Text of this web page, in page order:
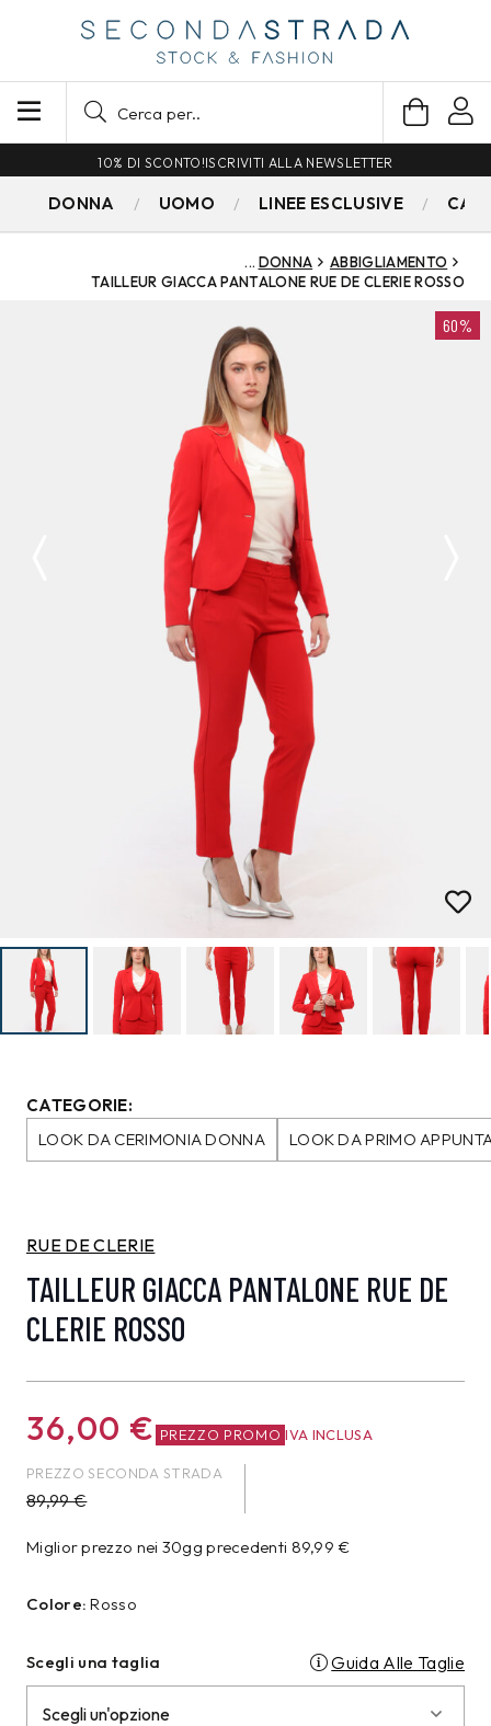
10% DI SCONTO!ISCRIVITI ALLA NEWSLETTER
DONNA UOMO LINEE ESCLUSIVE
DONNA
ABBIGLIAMENTO
TAILLEUR GIACCA PANTALONE RUE DE CLERIE ROSSO
60%
CATEGORIE:
LOOK DA CERIMONIA DONNA
LOOK DA PRIMO
RUE DE CLERIE
TAILLEUR GIACCA PANTALONE RUE DE
CLERIE ROSSO
36,00 € PREZZO PROMO IVA INCLUSA
PREZZO SECONDA STRADA
89,99€
Miglior prezzo nei 30gg precedenti 89,99€
Colore: Rosso
Scegli una taglia Guida Alle Taglie